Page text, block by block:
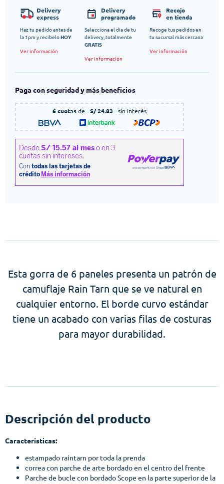
Delivery
express
Haz tu pedido antes de
la 1pm y recibeloHOY
Ver información
Delivery
programado
Selecciona el dia de tu
delivery, totalmente
GRATIS
Ver información
Recojo
en tienda
Recoge tus pedidos en
tu sucursal más cercana
Ver información
Paga con seguridad y más beneficios
6 cuotasde S/ 24.83 sin interés
Esta gorra de 6 paneles presenta un patrón de
camuflaje Rain Tarn que se ve natural en
cualquier entorno. El borde curvo estándar
tiene un acabado con varias filas de costuras
para mayor durabilidad.
Descripción del producto
Características:
estampado raintarn por toda la prenda
correa con parche de arte bordado en el centro del frente
Parche de bucle con bordado Scope en la parte superior de la